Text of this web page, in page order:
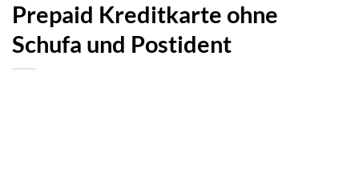
Prepaid Kreditkarte ohne
Schufa und Postident